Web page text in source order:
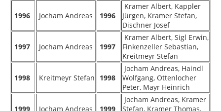
1996 Jocham Andreas 1996
Kramer Albert, Kappler
Jürgen, Kramer Stefan,
Dischner Josef
1997 Jocham Andreas 1997
Kramer Albert, Sigl Erwin,
Finkenzeller Sebastian,
Kreitmeyr Stefan
1998 Kreitmeyr Stefan 1998
Jocham Andreas, Haindl
Wolfgang, Ottenlocher
Peter, Mayr Heinrich
1999 Jocham Andreas 1999
Jocham Andreas, Kramer
Stefan, Kramer Thomas,